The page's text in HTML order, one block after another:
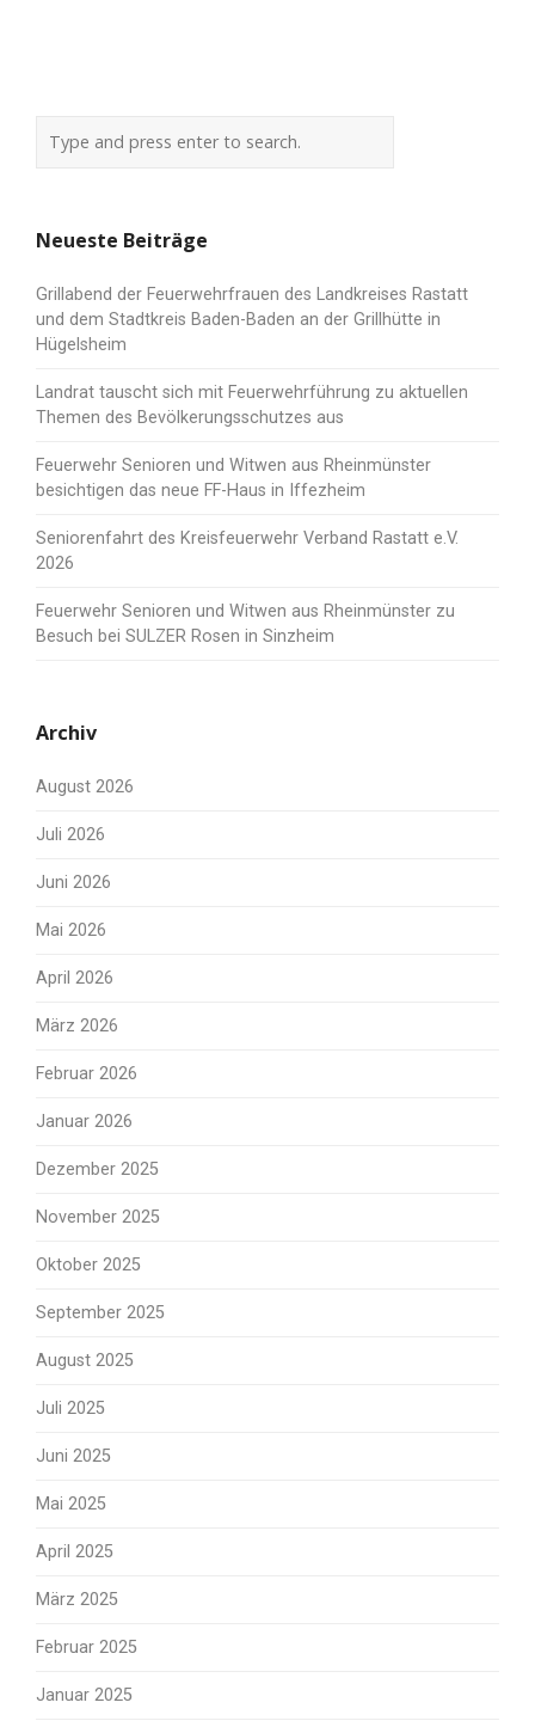
Neueste Beiträge
Grillabend der Feuerwehrfrauen des Landkreises Rastatt
und dem Stadtkreis Baden-Baden an der Grillhütte in
Hügelsheim
Landrat tauscht sich mit Feuerwehrführung zu aktuellen
Themen des Bevölkerungsschutzes aus
Feuerwehr Senioren und Witwen aus Rheinmünster
besichtigen das neue FF-Haus in Iffezheim
Seniorenfahrt des Kreisfeuerwehr Verband Rastatt e.V.
2026
Feuerwehr Senioren und Witwen aus Rheinmünster zu
Besuch bei SULZER Rosen in Sinzheim
Archiv
August 2026
Juli 2026
Juni 2026
Mai 2026
April 2026
März 2026
Februar 2026
Januar 2026
Dezember 2025
November 2025
Oktober 2025
September 2025
August 2025
Juli 2025
Juni 2025
Mai 2025
April 2025
März 2025
Februar 2025
Januar 2025